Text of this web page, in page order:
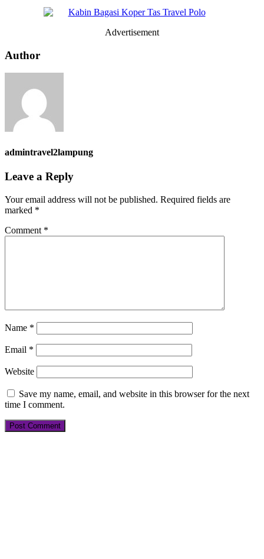
Advertisement
Author
admintravel2lampung
Leave a Reply
Your email address will not be published. Required fields are
marked *
Comment *
Name *
Email *
Website
Save my name, email, and website in this browser for the next
time I comment.